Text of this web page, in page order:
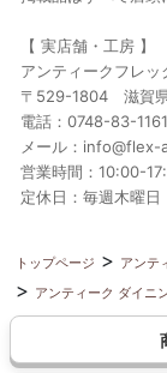
【 実店舗・工房 】
アンティークフレッ
〒529-1804 滋賀県
電話：0748-83-
メール：
営業時間：10:00-
定休日：毎週木曜日
トップページ
アンテ
アンティーク ダイニ